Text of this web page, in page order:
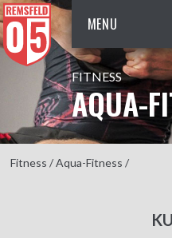
MENU
FITNESS
AQUA-
Fitness /Aqua-Fitness /